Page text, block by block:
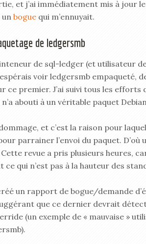
et j’ai immédiatement mis à jour
bogue qui m’ennuyait.
de ledgersmb
de sql-ledger (et utilisateur
voir ledgersmb empaqueté,
ce premier. J’ai suivi tous les efforts
abouti à un véritable paquet
et c’est la raison pour
parrainer l’envoi du paquet. D’où
Cette revue a pris plusieurs heures,
ce qui n’est pas à la hauteur des
un rapport de bogue/demande
que ce dernier devrait
(un exemple de « mauvaise »